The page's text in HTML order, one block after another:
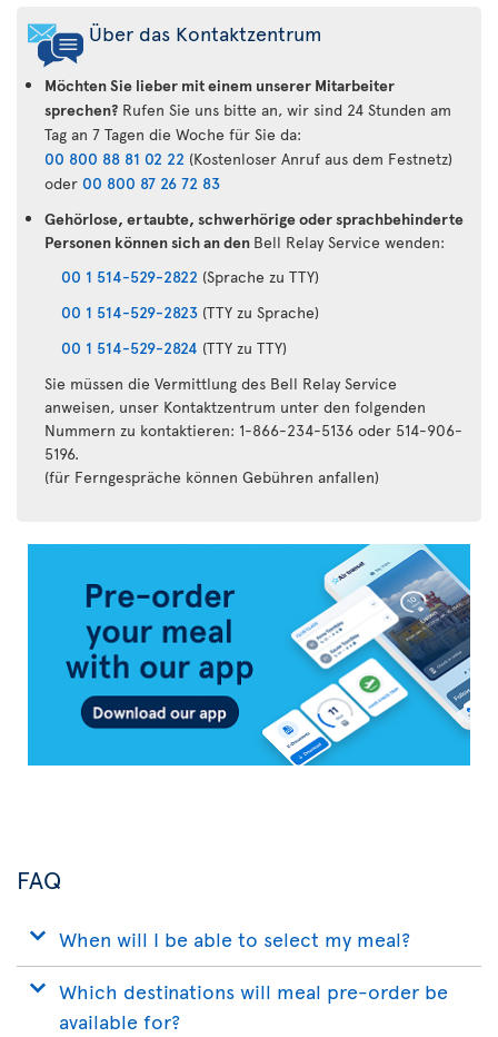
Über das Kontaktzentrum
Möchten Sie lieber mit einem unserer Mitarbeiter
sprechen? Rufen Sie uns bitte an, wir sind 24 Stunden am
Tag an 7 Tagen die Woche für Sie da:
00 800 88 81 02 22 (Kostenloser Anruf aus dem Festnetz)
oder 00 800 87 26 72 83
Gehörlose, ertaubte, schwerhörige oder sprachbehinderte
Personen können sich an den Bell Relay Service wenden:
00 1 514-529-2822 (Sprache zu TTY)
00 1 514-529-2823 (TTY zu Sprache)
00 1 514-529-2824 (TTY zu TTY)
Sie müssen die Vermittlung des Bell Relay Service
anweisen, unser Kontaktzentrum unter den folgenden
Nummern zu kontaktieren: 1-866-234-5136 oder 514-906-
5196.
(für Ferngespräche können Gebühren anfallen)
Transat
FAQ
When will I be able to select my meal?
Which destinations will meal pre-order be
available for?